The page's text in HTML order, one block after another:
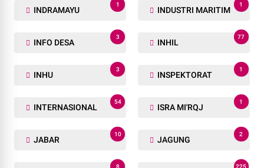
INDRAMAYU
1
INDUSTRI MARITIM
1
INFO DESA
3
INHIL
77
INHU
3
INSPEKTORAT
1
INTERNASIONAL
54
ISRA MI'RQJ
1
JABAR
10
JAGUNG
2
8 225